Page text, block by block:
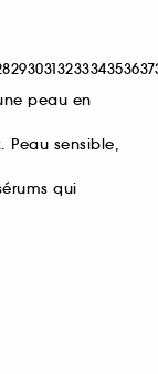
293031323334353637
peau en
Peau sensible,
qui